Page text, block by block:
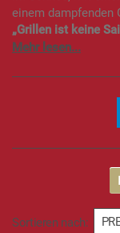
einem dampfenden
„Grillen ist keine
Sortieren nach